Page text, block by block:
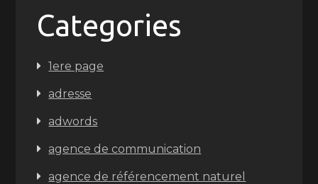
Categories
1ere page
adresse
adwords
agence de communication
agence de référencement naturel